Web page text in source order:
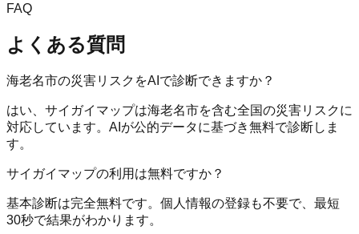
FAQ
よくある質問
海老名市の災害リスクをAIで診断できますか？
はい、サイガイマップは海老名市を含む全国の災害リスクに
対応しています。AIが公的データに基づき無料で診断しま
す。
サイガイマップの利用は無料ですか？
基本診断は完全無料です。個人情報の登録も不要で、最短
30秒で結果がわかります。